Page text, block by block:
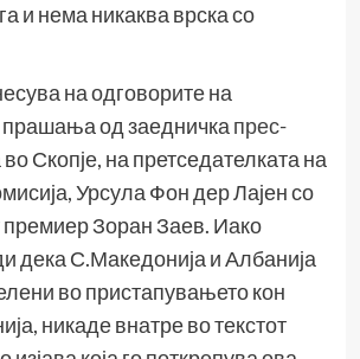
и нема никаква врска со
на одговорите на
прашања од заедничкапрес-
во Скопје, на претседателката на
Урсула Фон дер Лајен со
премиер Зоран Заев. Иако
дека С.Македонија и Албанија
во пристапувањето кон
никаде внатре во текстот